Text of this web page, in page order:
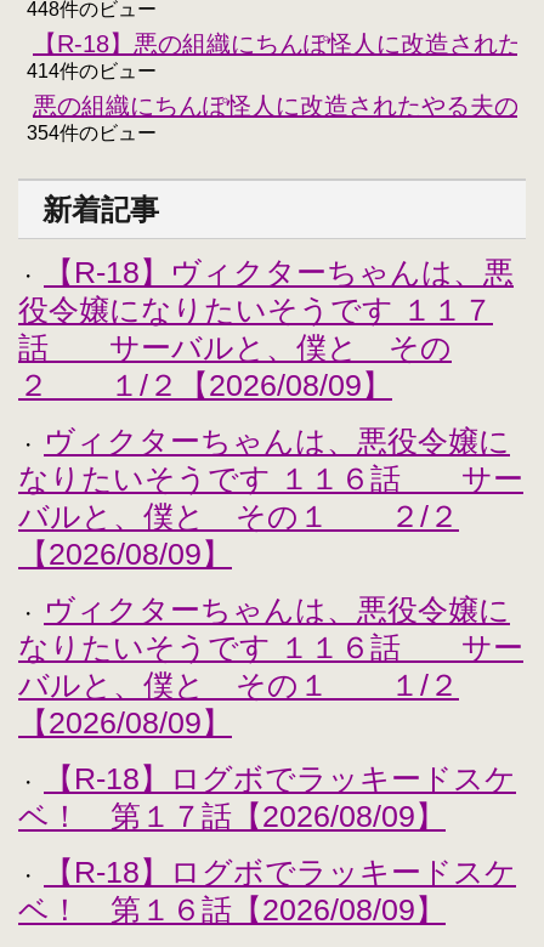
448件のビュー
【R-18】悪の組織にちんぽ怪人に改造された
414件のビュー
悪の組織にちんぽ怪人に改造されたやる夫の
354件のビュー
新着記事
・
【R-18】ヴィクターちゃんは、悪
役令嬢になりたいそうです １１７
話 サーバルと、僕と その
２ １/２【2026/08/09】
・
ヴィクターちゃんは、悪役令嬢に
なりたいそうです １１６話 サー
バルと、僕と その１ ２/２
【2026/08/09】
・
ヴィクターちゃんは、悪役令嬢に
なりたいそうです １１６話 サー
バルと、僕と その１ １/２
【2026/08/09】
・
【R-18】ログボでラッキードスケ
ベ！ 第１７話【2026/08/09】
・
【R-18】ログボでラッキードスケ
ベ！ 第１６話【2026/08/09】